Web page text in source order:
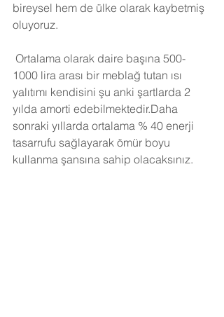
bireysel hem de ülke olarak kaybetmiş
oluyoruz.
Ortalama olarak daire başına 500-
1000 lira arası bir meblağ tutan ısı
yalıtımı kendisini şu anki şartlarda 2
yılda amorti edebilmektedir.Daha
sonraki yıllarda ortalama % 40 enerji
tasarrufu sağlayarak ömür boyu
kullanma şansına sahip olacaksınız.